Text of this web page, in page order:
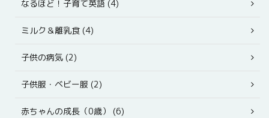
なるほど！子育て英語 (4)
ミルク＆離乳食 (4)
子供の病気 (2)
子供服・ベビー服 (2)
赤ちゃんの成長（0歳） (6)